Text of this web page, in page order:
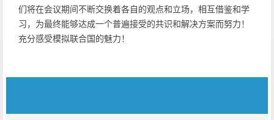
们将在会议期间不断交换着各自的观点和立场，相互借鉴和学
习，为最终能够达成一个普遍接受的共识和解决方案而努力！
充分感受模拟联合国的魅力！